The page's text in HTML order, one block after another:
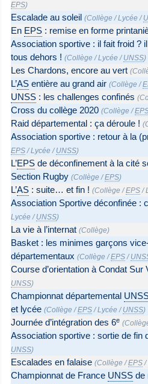
EPS)
Escalade au soleil (Collège /Lycée /
En EPS : remise en forme
Association sportive : il fait froid ?
tous dehors ! (Collège /Lycée / UNSS)
Les Chardons, encore au vert (
L’AS entière au grand air (Collège /
UNSS : les challenges confinés (
Cross du collège 2020 (Collège /
Raid départemental : ça déroule ! (
Association sportive : retour à la
EPS /Lycée / UNSS)
L’EPS de déconfinement à la cité
Section Rugby (Collège /EPS)
L’AS : suite… et fin ! (Collège /EPS /
Association Sportive déconfinée :
Lycée / UNSS)
La vie à l’internat (Collège)
Basket : les minimes garçons
départementaux (Collège /EPS /
Course d’orientation à Condat Sur
UNSS)
Championnat départemental
et lycée (Collège /EPS /Lycée / UNSS)
Journée d’intégration des 6e (
Association sportive : sortie de fin
UNSS)
Escalades en falaise (Collège /EPS /
Championnat de France UNSS de